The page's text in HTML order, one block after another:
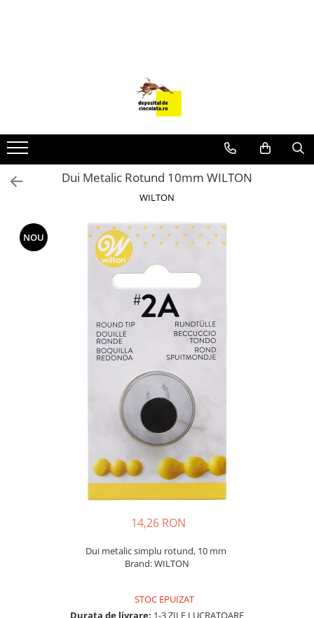
GLAZURI, UMPLUTURI, CREME
USTENSILE SI FORME SILICON
PASTA DE ZAHAR
DIVERSE
FRISCA, UNT, LAPTE CONDENSAT
Dui Metalic Rotund 10mm WILTON
WILTON
NOU
14,26 RON
Dui metalic simplu rotund, 10 mm
Brand: WILTON
STOC EPUIZAT
Durata de livrare: 1-3 ZILE LUCRATOARE